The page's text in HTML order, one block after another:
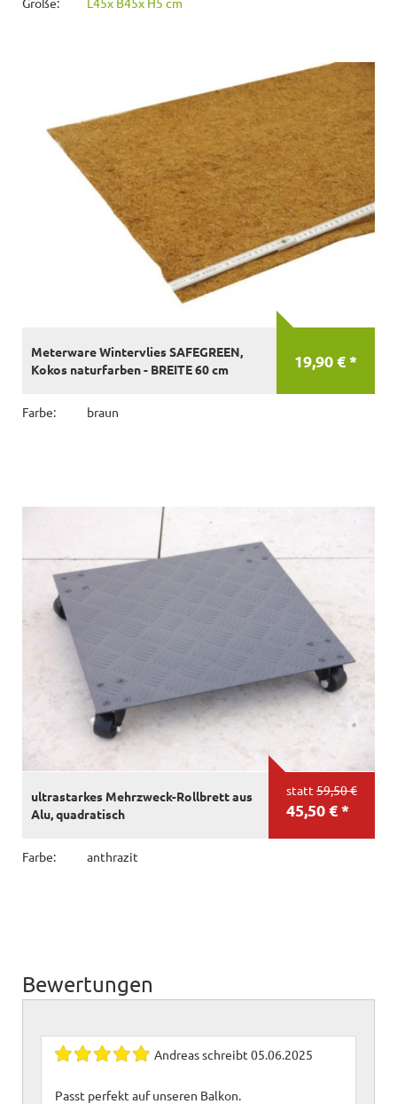
19,90 € *
Meterware Wintervlies SAFEGREEN,
Kokos naturfarben - BREITE 60 cm
Farbe: braun
statt 59,50 €
45,50 € *
ultrastarkes Mehrzweck-Rollbrett aus
Alu, quadratisch
Farbe: anthrazit
Bewertungen
Andreasschreibt 05.06.2025
Passt perfekt auf unseren Balkon.